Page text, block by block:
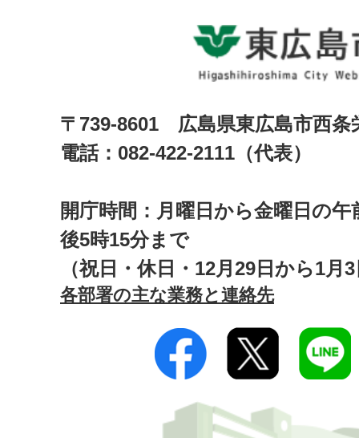
〒739-8601 広島県東広島市西
電話：082-422-2111（代表）
開庁時間：月曜日から金曜日の午
後5時15分まで
（祝日・休日・12月29日から1月
各部署の主な業務と連絡先